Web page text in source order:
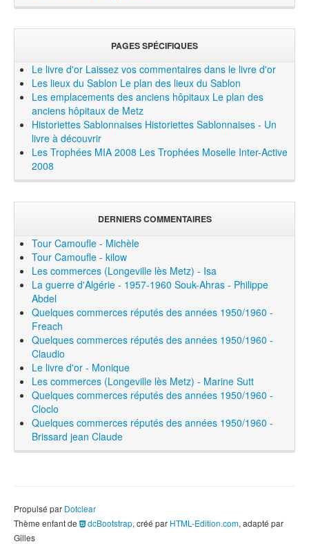
PAGES SPÉCIFIQUES
Le livre d'or Laissez vos commentaires dans le livre d'or
Les lieux du Sablon Le plan des lieux du Sablon
Les emplacements des anciens hôpitaux Le plan des
anciens hôpitaux de Metz
Historiettes Sablonnaises Historiettes Sablonnaises - Un
livre à découvrir
Les Trophées MIA 2008 Les Trophées Moselle Inter-Active
2008
DERNIERS COMMENTAIRES
Tour Camoufle - Michèle
Tour Camoufle - kilow
Les commerces (Longeville lès Metz) - Isa
La guerre d'Algérie - 1957-1960 Souk-Ahras - Philippe
Abdel
Quelques commerces réputés des années 1950/1960 -
Freach
Quelques commerces réputés des années 1950/1960 -
Claudio
Le livre d'or - Monique
Les commerces (Longeville lès Metz) - Marine Sutt
Quelques commerces réputés des années 1950/1960 -
Cloclo
Quelques commerces réputés des années 1950/1960 -
Brissard jean Claude
Propulsé par Dotclear
Thème enfant de
dcBootstrap, créé par HTML-Edition.com, adapté par
Gilles